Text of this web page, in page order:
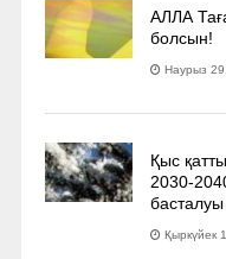
АЛЛА
болсын!
Наурыз
Қыс
2030-
басталуы
Қыркүйек